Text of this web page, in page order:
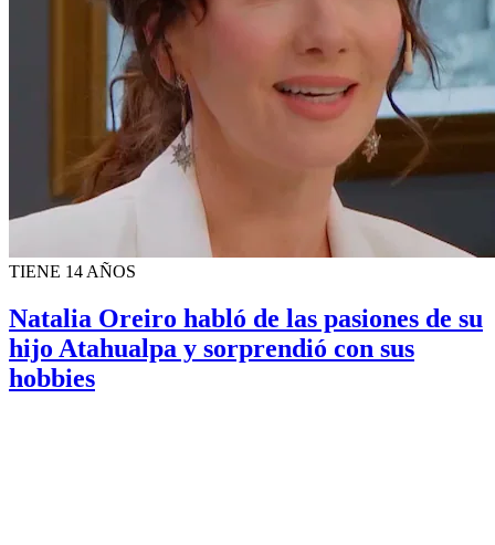
TIENE 14 AÑOS
Natalia Oreiro habló de las pasiones de su
hijo Atahualpa y sorprendió con sus
hobbies